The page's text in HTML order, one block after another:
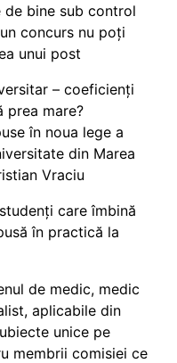
bine sub control
concurs nu poți
unui post
– coeficienți
prea mare?
în noua lege a
din Marea
Vraciu
care îmbină
în practică la
de medic, medic
aplicabile din
unice pe
membrii comisiei ce